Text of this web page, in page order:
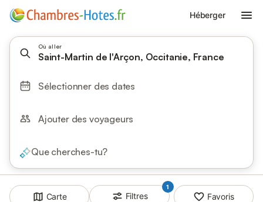
Héberger
Où aller
Saint-Martin de l'Arçon, Occitanie, France
Sélectionner des dates
Ajouter des voyageurs
Que cherches-tu?
Carte
1
Filtres Favoris